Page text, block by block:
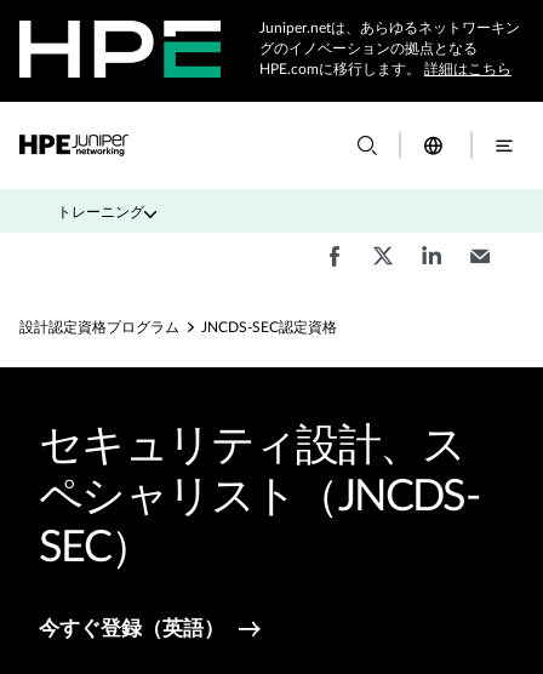
Juniper.netは、あらゆるネットワーキン
グのイノベーションの拠点となる
HPE.comに移行します。 詳細はこちら
トレーニング
設計認定資格プログラム JNCDS-SEC認定資格
セキュリティ設計、ス
ペシャリスト（JNCDS-
SEC）
今すぐ登録（英語）